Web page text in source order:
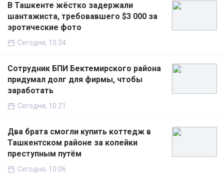
В Ташкенте жёстко задержали
шантажиста, требовавшего $3 000 за
эротические фото
Сегодня, 10:34
Сотрудник БПИ Бектемирского района
придумал долг для фирмы, чтобы
заработать
Сегодня, 10:21
Два брата смогли купить коттедж в
Ташкентском районе за копейки
преступным путём
Сегодня, 10:06